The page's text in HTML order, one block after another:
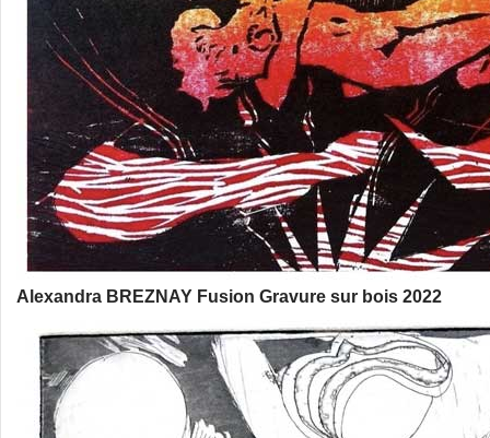
Alexandra BREZNAY Fusion Gravure sur bois 2022